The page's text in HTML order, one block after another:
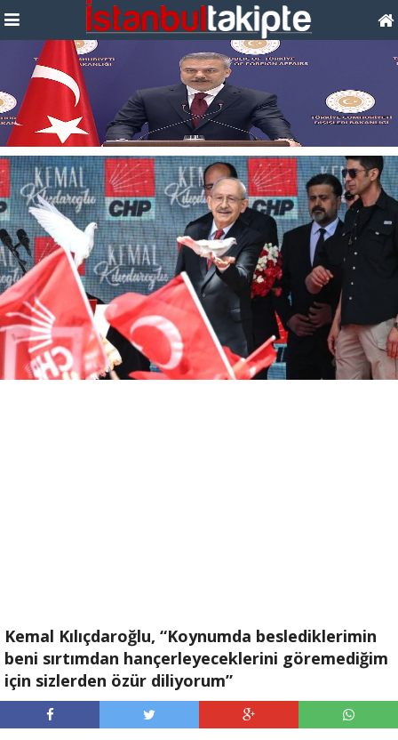
Kemal Kılıçdaroğlu, “Koynumda beslediklerimin
beni sırtımdan hançerleyeceklerini göremediğim
için sizlerden özür diliyorum”